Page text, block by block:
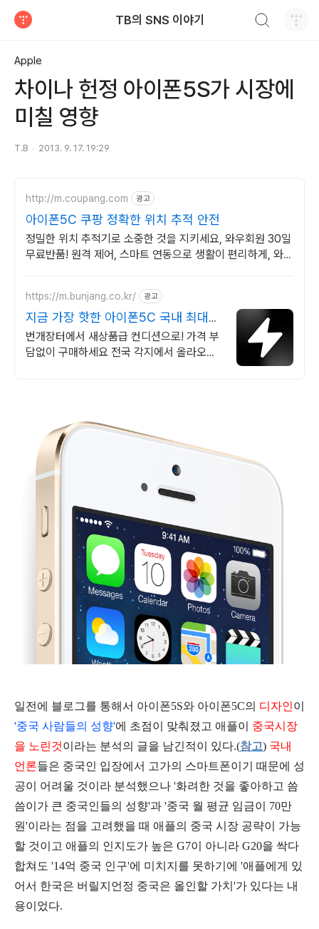
TB의 SNS 이야기
Apple
차이나 헌정 아이폰5S가 시장에
미칠 영향
T.B 2013. 9. 17. 19:29
http://m.coupang.com 광고
아이폰5C 쿠팡 정확한 위치 추적 안전
정밀한 위치 추적기로 소중한 것을 지키세요, 와우회원 30일
무료반품! 원격 제어, 스마트 연동으로 생활이 편리하게, 와우
https://m.bunjang.co.kr/ 광고
지금 가장 핫한 아이폰5C 국내 최대
브랜드 중고거래
번개장터에서 새상품급 컨디션으로! 가격 부
담없이 구매하세요 전국 각지에서 올라오는
일전에 블로그를 통해서 아이폰5S와 아이폰5C의 디자인이
'중국 사람들의 성향'에 초점이 맞춰졌고 애플이 중국시장
을 노린것이라는 분석의 글을 남긴적이 있다.(참고) 국내
언론들은 중국인 입장에서 고가의 스마트폰이기 때문에 성
공이 어려울 것이라 분석했으나 '화려한 것을 좋아하고 씀
씀이가 큰 중국인들의 성향'과 '중국 월 평균 임금이 70만
원'이라는 점을 고려했을 때 애플의 중국 시장 공략이 가능
할 것이고 애플의 인지도가 높은 G7이 아니라 G20을 싹다
합쳐도 '14억 중국 인구'에 미치지를 못하기에 '애플에게 있
어서 한국은 버릴지언정 중국은 올인할 가치'가 있다는 내
용이었다.